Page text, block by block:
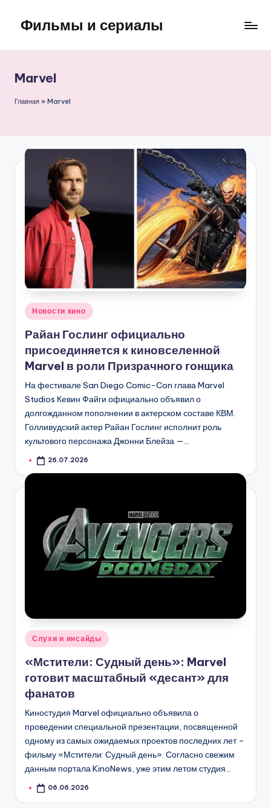
Перейти
содержимому
Фильмы и сериалы
Marvel
Главная » Marvel
Опубликовано
Новости кино
Райан Гослинг официально
присоединяется к киновселенной
Marvel в роли Призрачного гонщика
На фестивале San Diego Comic-Con глава Marvel
Studios Кевин Файги официально объявил о
долгожданном пополнении в актерском составе КВМ.
Голливудский актер Райан Гослинг исполнит роль
культового персонажа Джонни Блейза —…
26.07.2026
Опубликовано
Слухи и инсайды
«Мстители: Судный день»: Marvel
готовит масштабный «десант» для
фанатов
Киностудия Marvel официально объявила о
проведении специальной презентации, посвященной
одному из самых ожидаемых проектов последних лет –
фильму «Мстители: Судный день». Согласно свежим
данным портала KinoNews, уже этим летом студия…
06.06.2026